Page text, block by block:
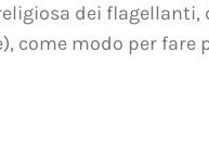
dei
come modo per fare